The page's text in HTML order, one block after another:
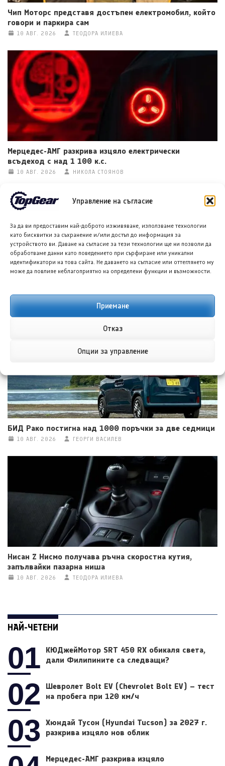
Управление на съгласие
За да ви предоставим най-доброто изживяване, използваме технологии
като бисквитки за съхранение и/или достъп до информация за
устройството ви. Даване на съгласие за тези технологии ще ни позволи да
обработваме данни като поведението при сърфиране или уникални
идентификатори на това сайта. Не даването на съгласие или оттеглянето му
може да повлияе неблагоприятно на определени функции и възможности.
Приемане
Отказ
Опции за управление
Чип Моторс представя достъпен електромобил, който
говори и паркира сам
10 АВГ. 2026 ТЕОДОРА ИЛИЕВА
Мерцедес-АМГ разкрива изцяло електрически
всъдеход с над 1 100 к.с.
10 АВГ. 2026 НИКОЛА СТОЯНОВ
електрически
ТЕОДОРА ИЛИЕВА
БИД Рако постигна над 1000 поръчки за две седмици
10 АВГ. 2026 ГЕОРГИ ВАСИЛЕВ
Нисан Z Нисмо получава ръчна скоростна кутия,
запълвайки пазарна ниша
10 АВГ. 2026 ТЕОДОРА ИЛИЕВА
НАЙ-ЧЕТЕНИ
01
КЮДжейМотор SRT 450 RX обикаля света,
дали Филипините са следващи?
02
Шевролет Bolt EV (Chevrolet Bolt EV) – тест
на пробега при 120 км/ч
03
Хюндай Тусон (Hyundai Tucson) за 2027 г.
разкрива изцяло нов облик
Мерцедес-АМГ разкрива изцяло